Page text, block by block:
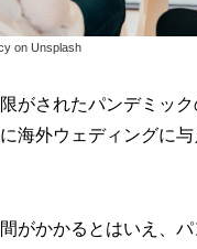
on Unsplash
がされたパンデミッ
海外ウェディングに
がかかるとはいえ、